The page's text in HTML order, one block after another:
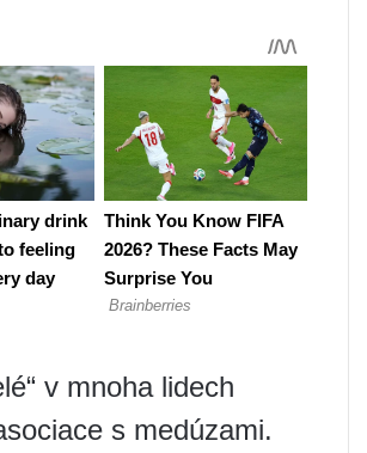
v mnoha lidech
s medúzami.